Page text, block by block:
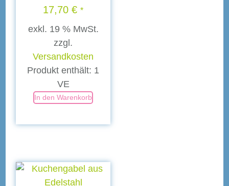
17,70€ *
exkl. 19 % MwSt.
zzgl.
Versandkosten
Produkt enthält: 1
VE
In den Warenkorb